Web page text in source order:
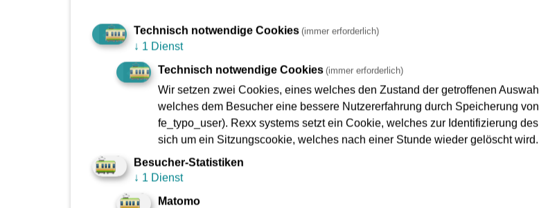
Bei größeren Verschmutzungen wie Erbrochenem oder Kot werden Fahrzeuge von der
Verschmutzung entdeckt?
Verschmutzungen in unseren Fahrzeugen und an Stationen können gerne unserem
Notrufsäulen gemeldet werden.
Technisch notwendige Cookies (immer erforderlich)
↓ 1 Dienst
Technisch notwendige Cookies (immer erforderlich)
Wir setzen zwei Cookies, eines welches den Zustand der getroffenen
welches dem Besucher eine bessere Nutzererfahrung durch Speicherung
fe_typo_user). Rexx systems setzt ein Cookie, welches zur Identifizierung
sich um ein Sitzungscookie, welches nach einer Stunde wieder gelöscht
Besucher-Statistiken
↓ 1 Dienst
Matomo